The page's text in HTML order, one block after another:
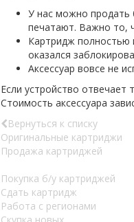
У нас можно продать
печатают. Важно то,
Картридж полностью
оказался
Аксессуар вовсе не
Если устройство
Стоимость аксессуара
Вернуться к списку
Оригинальные картриджи
Продажа картриджей
Покупка б/у картриджей
Сдать картридж
Работа с регионами